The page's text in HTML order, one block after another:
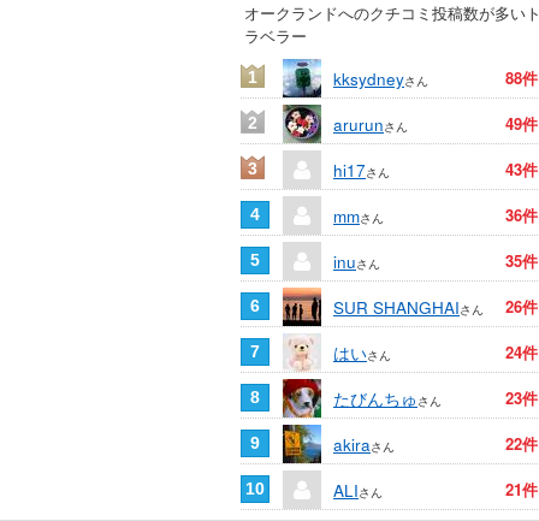
オークランドへのクチコミ投稿数が多い
ラベラー
1 kksydneyさん 88件
2 arurunさん 49件
3 hi17さん 43件
4 mmさん 36件
5 inuさん 35件
6 SUR SHANGHAIさん 26件
7 はいさん 24件
8 たびんちゅ さん 23件
9 akiraさん 22件
10 ALIさん 21件